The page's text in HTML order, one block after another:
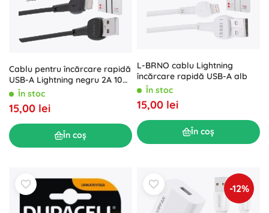
Cablu pentru încărcare rapidă
USB-A Lightning negru 2A 100
cmÎn stoc
15,00 lei
În coș
L-BRNO cablu Lightning
încărcare rapidă USB-A alb
În stoc
15,00 lei
În coș
-12%